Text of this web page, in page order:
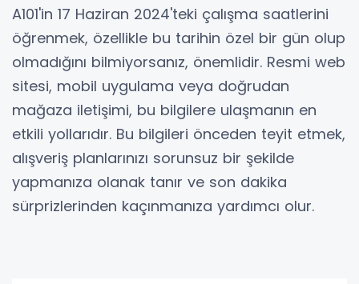
A101'in 17 Haziran 2024'teki çalışma saatlerini
öğrenmek, özellikle bu tarihin özel bir gün olup
olmadığını bilmiyorsanız, önemlidir. Resmi web
sitesi, mobil uygulama veya doğrudan
mağaza iletişimi, bu bilgilere ulaşmanın en
etkili yollarıdır. Bu bilgileri önceden teyit etmek,
alışveriş planlarınızı sorunsuz bir şekilde
yapmanıza olanak tanır ve son dakika
sürprizlerinden kaçınmanıza yardımcı olur.